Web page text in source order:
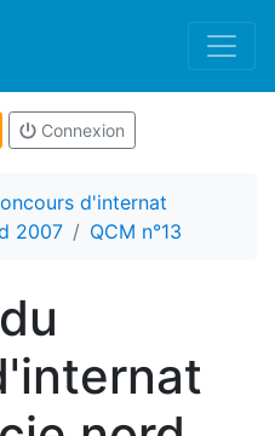
Connexion
d'internat
2007 QCM n°13